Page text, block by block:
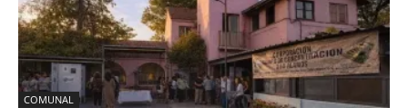
COMUNAL